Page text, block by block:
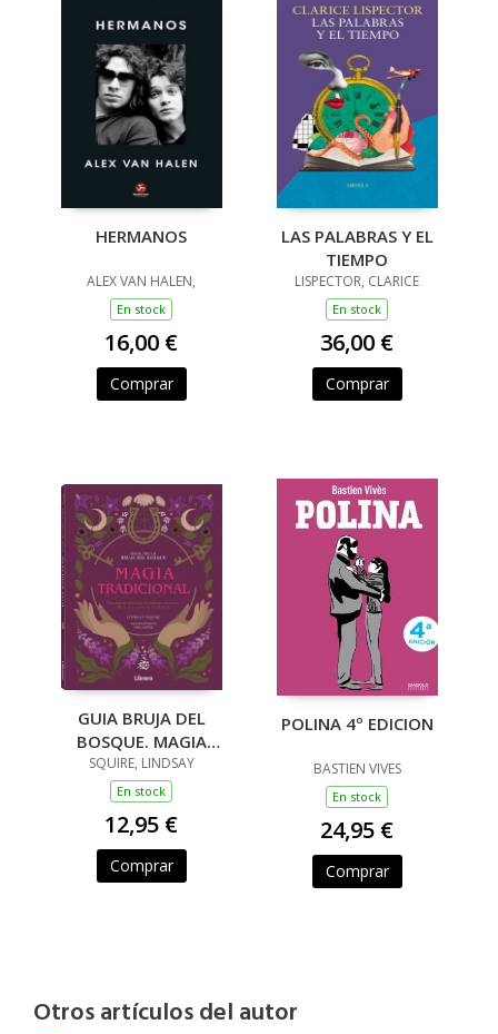
HERMANOS
ALEX VAN HALEN,
En stock
16,00 €
Comprar
LAS PALABRAS Y EL
TIEMPO
LISPECTOR, CLARICE
En stock
36,00 €
Comprar
GUIA BRUJA DEL
BOSQUE. MAGIA
TRADICIONAL
SQUIRE, LINDSAY
En stock
12,95 €
Comprar
POLINA 4º EDICION
BASTIEN VIVES
En stock
24,95 €
Comprar
Otros artículos del autor